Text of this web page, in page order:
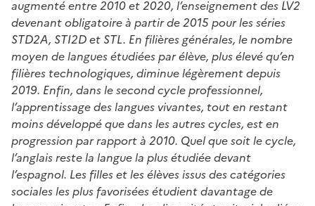
augmenté entre 2010 et 2020, l’enseignement des LV2
devenant obligatoire à partir de 2015 pour les séries
STD2A, STI2D et STL. En filières générales, le nombre
moyen de langues étudiées par élève, plus élevé qu’en
filières technologiques, diminue légèrement depuis
2019. Enfin, dans le second cycle professionnel,
l’apprentissage des langues vivantes, tout en restant
moins développé que dans les autres cycles, est en
progression par rapport à 2010. Quel que soit le cycle,
l’anglais reste la langue la plus étudiée devant
l’espagnol. Les filles et les élèves issus des catégories
sociales les plus favorisées étudient davantage de